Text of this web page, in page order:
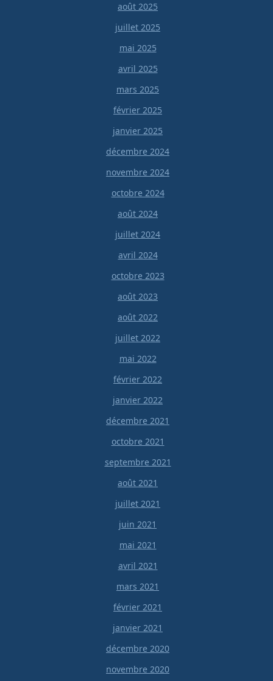
août 2025
juillet 2025
mai 2025
avril 2025
mars 2025
février 2025
janvier 2025
décembre 2024
novembre 2024
octobre 2024
août 2024
juillet 2024
avril 2024
octobre 2023
août 2023
août 2022
juillet 2022
mai 2022
février 2022
janvier 2022
décembre 2021
octobre 2021
septembre 2021
août 2021
juillet 2021
juin 2021
mai 2021
avril 2021
mars 2021
février 2021
janvier 2021
décembre 2020
novembre 2020